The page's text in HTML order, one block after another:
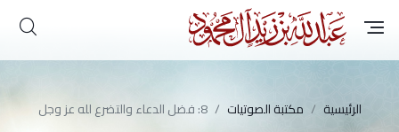
الرئيسية مكتبة الصوتيات 8: فضل الدعاء والتضرع لله عز وجل